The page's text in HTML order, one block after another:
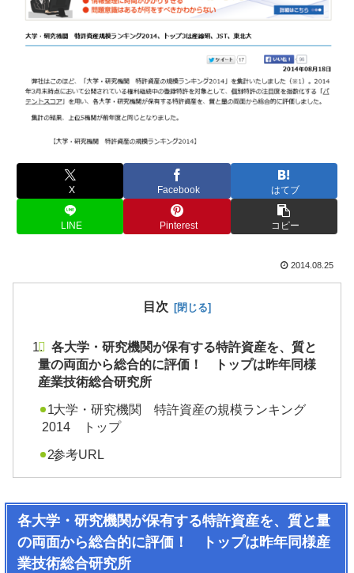
X Facebook はてブ
LINE Pinterest コピー
2014.08.25
目次
各大学・研究機関が保有する特許資産を、質と
量の両面から総合的に評価！ トップは昨年同様
産業技術総合研究所
大学・研究機関 特許資産の規模ランキング
2014 トップ
参考URL
各大学・研究機関が保有する特許資産を、質と量
の両面から総合的に評価！ トップは昨年同様産
業技術総合研究所